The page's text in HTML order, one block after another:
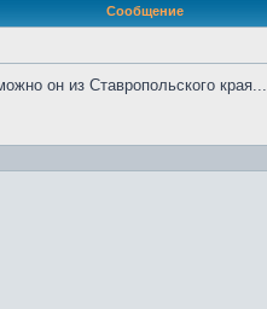
Сообщение
он из Ставропольского края...